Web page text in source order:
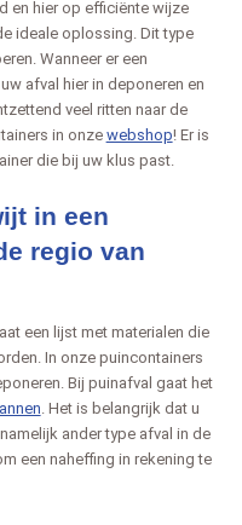
en hier op efficiënte wijze
ideale oplossing. Dit type
Wanneer er een
afval hier in deponeren en
veel ritten naar de
in onze webshop! Er is
die bij uw klus past.
in een
regio van
een lijst met materialen die
In onze puincontainers
Bij puinafval gaat het
. Het is belangrijk dat u
ander type afval in de
een naheffing in rekening te